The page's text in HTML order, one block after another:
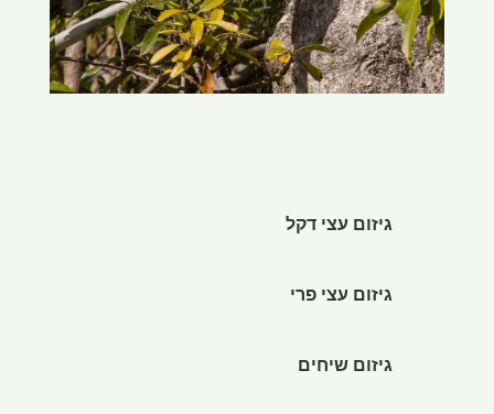
גיזום עצי דקל
גיזום עצי פרי
גיזום שיחים